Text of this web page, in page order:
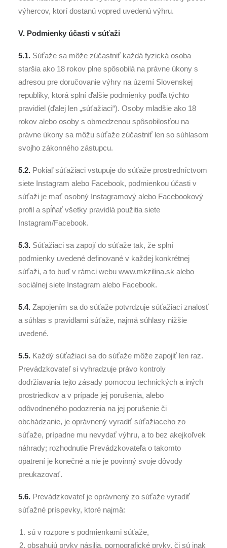
výhercov, ktorí dostanú vopred uvedenú výhru.
V. Podmienky účasti v súťaži
5.1. Súťaže sa môže zúčastniť každá fyzická osoba
staršia ako 18 rokov plne spôsobilá na právne úkony s
adresou pre doručovanie výhry na území Slovenskej
republiky, ktorá splní ďalšie podmienky podľa týchto
pravidiel (ďalej len „súťažiaci“). Osoby mladšie ako 18
rokov alebo osoby s obmedzenou spôsobilosťou na
právne úkony sa môžu súťaže zúčastniť len so súhlasom
svojho zákonného zástupcu.
5.2. Pokiaľ súťažiaci vstupuje do súťaže prostredníctvom
siete Instagram alebo Facebook, podmienkou účasti v
súťaži je mať osobný Instagramový alebo Facebookový
profil a spĺňať všetky pravidlá použitia siete
Instagram/Facebook.
5.3. Súťažiaci sa zapojí do súťaže tak, že splní
podmienky uvedené definované v každej konkrétnej
súťaži, a to buď v rámci webu www.mkzilina.sk alebo
sociálnej siete Instagram alebo Facebook.
5.4. Zapojením sa do súťaže potvrdzuje súťažiaci znalosť
a súhlas s pravidlami súťaže, najmä súhlasy nižšie
uvedené.
5.5. Každý súťažiaci sa do súťaže môže zapojiť len raz.
Prevádzkovateľ si vyhradzuje právo kontroly
dodržiavania tejto zásady pomocou technických a iných
prostriedkov a v prípade jej porušenia, alebo
odôvodneného podozrenia na jej porušenie či
obchádzanie, je oprávnený vyradiť súťažiaceho zo
súťaže, prípadne mu nevydať výhru, a to bez akejkoľvek
náhrady; rozhodnutie Prevádzkovateľa o takomto
opatrení je konečné a nie je povinný svoje dôvody
preukazovať.
5.6. Prevádzkovateľ je oprávnený zo súťaže vyradiť
súťažné príspevky, ktoré najmä:
sú v rozpore s podmienkami súťaže,
obsahujú prvky násilia, pornografické prvky, či sú inak